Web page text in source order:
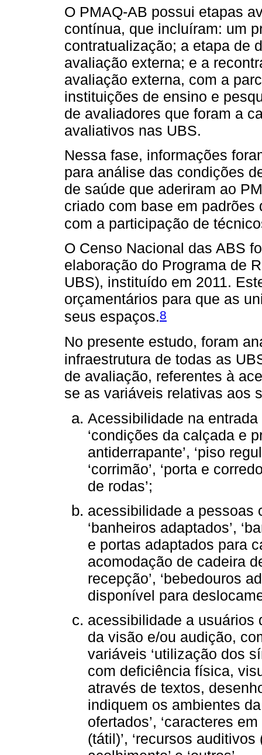
O PMAQ-AB possui etapas
contínua, que incluíram: um
contratualização; a etapa de
avaliação externa; e a
avaliação externa, com a
instituições de ensino e
de avaliadores que foram a
avaliativos nas UBS.
Nessa fase, informações
para análise das condições
de saúde que aderiram ao
criado com base em
com a participação de
O Censo Nacional das ABS
elaboração do Programa de
UBS), instituído em 2011.
orçamentários para que as
seus espaços.8
No presente estudo, foram
infraestrutura de todas as
de avaliação, referentes à
se as variáveis relativas aos
Acessibilidade na
‘condições da calçada e
antiderrapante’, ‘piso
‘corrimão’, ‘porta e
de rodas’;
acessibilidade a pessoas
‘banheiros adaptados’,
e portas adaptados para
acomodação de cadeira
recepção’, ‘bebedouros
disponível para
acessibilidade a usuários
da visão e/ou audição,
variáveis ‘utilização dos
com deficiência física,
através de textos,
indiquem os ambientes
ofertados’, ‘caracteres
(tátil)’, ‘recursos